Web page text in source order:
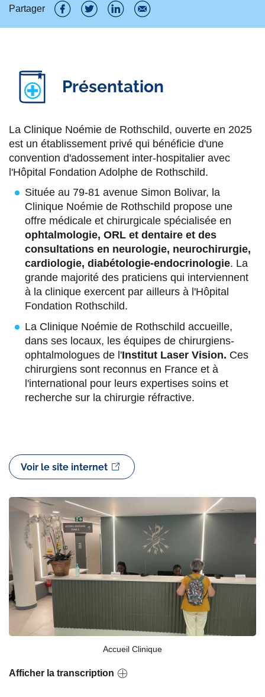
Partager
P
g
e
r
s
u
r
F
a
c
e
b
o
o
k
P
t
g
e
r
s
u
r
T
w
i
t
t
e
r
P
t
g
e
r
s
u
r
L
i
n
k
e
d
i
n
P
t
g
e
r
p
a
r
E
m
a
l
Présentation
La Clinique Noémie de Rothschild, ouverte en 2025
est un établissement privé qui bénéficie d'une
convention d'adossement inter-hospitalier avec
l'Hôpital Fondation Adolphe de Rothschild.
Située au 79-81 avenue Simon Bolivar, la
Clinique Noémie de Rothschild propose une
offre médicale et chirurgicale spécialisée en
ophtalmologie, ORL et dentaire et des
consultations en neurologie, neurochirurgie,
cardiologie, diabétologie-endocrinologie. La
grande majorité des praticiens qui interviennent
à la clinique exercent par ailleurs à l'Hôpital
Fondation Rothschild.
La Clinique Noémie de Rothschild accueille,
dans ses locaux, les équipes de chirurgiens-
ophtalmologues de l'Institut Laser Vision. Ces
chirurgiens sont reconnus en France et à
l'international pour leurs expertises soins et
recherche sur la chirurgie réfractive.
Voir le site internet
Accueil Clinique
Afficher la transcription